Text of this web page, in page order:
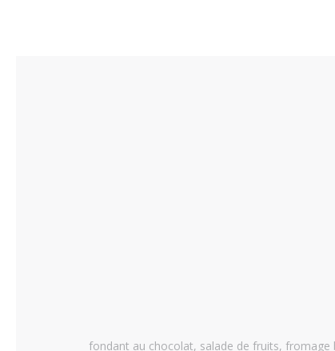
fondant au chocolat, salade de fruits,